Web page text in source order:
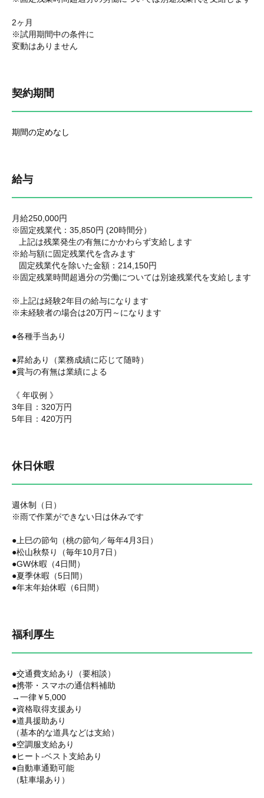
2ヶ月
※試用期間中の条件に
変動はありません
契約期間
期間の定めなし
給与
月給250,000円
※固定残業代：35,850円 (20時間分）
上記は残業発生の有無にかかわらず支給します
※給与額に固定残業代を含みます
固定残業代を除いた金額：214,150円
※固定残業時間超過分の労働については別途残業代を支給します
※上記は経験2年目の給与になります
※未経験者の場合は20万円～になります
●各種手当あり
●昇給あり（業務成績に応じて随時）
●賞与の有無は業績による
《 年収例 》
3年目：320万円
5年目：420万円
休日休暇
週休制（日）
※雨で作業ができない日は休みです
●上巳の節句（桃の節句／毎年4月3日）
●松山秋祭り（毎年10月7日）
●GW休暇（4日間）
●夏季休暇（5日間）
●年末年始休暇（6日間）
福利厚生
●交通費支給あり（要相談）
●携帯・スマホの通信料補助
→一律￥5,000
●資格取得支援あり
●道具援助あり
（基本的な道具などは支給）
●空調服支給あり
●ヒート-ベスト支給あり
●自動車通勤可能
（駐車場あり）